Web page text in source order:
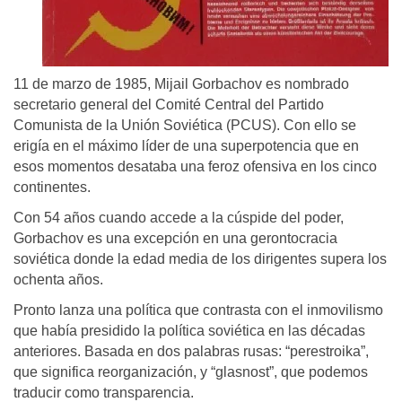
11 de marzo de 1985, Mijail Gorbachov es nombrado
secretario general del Comité Central del Partido
Comunista de la Unión Soviética (PCUS). Con ello se
erigía en el máximo líder de una superpotencia que en
esos momentos desataba una feroz ofensiva en los cinco
continentes.
Con 54 años cuando accede a la cúspide del poder,
Gorbachov es una excepción en una gerontocracia
soviética donde la edad media de los dirigentes supera los
ochenta años.
Pronto lanza una política que contrasta con el inmovilismo
que había presidido la política soviética en las décadas
anteriores. Basada en dos palabras rusas: “perestroika”,
que significa reorganización, y “glasnost”, que podemos
traducir como transparencia.